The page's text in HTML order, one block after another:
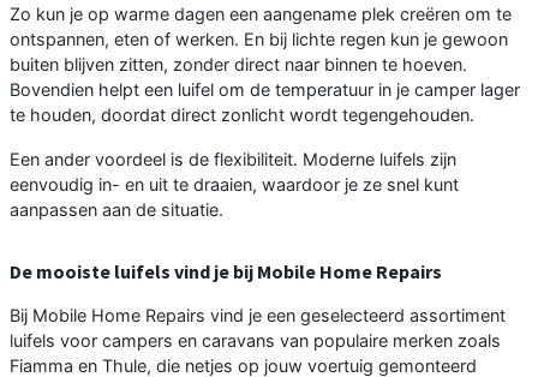
Zo kun je op warme dagen een aangename plek creëren om te
ontspannen, eten of werken. En bij lichte regen kun je gewoon
buiten blijven zitten, zonder direct naar binnen te hoeven.
Bovendien helpt een luifel om de temperatuur in je camper lager
te houden, doordat direct zonlicht wordt tegengehouden.
Een ander voordeel is de flexibiliteit. Moderne luifels zijn
eenvoudig in- en uit te draaien, waardoor je ze snel kunt
aanpassen aan de situatie.
De mooiste luifels vind je bij Mobile Home Repairs
Bij Mobile Home Repairs vind je een geselecteerd assortiment
luifels voor campers en caravans van populaire merken zoals
Fiamma en Thule, die netjes op jouw voertuig gemonteerd